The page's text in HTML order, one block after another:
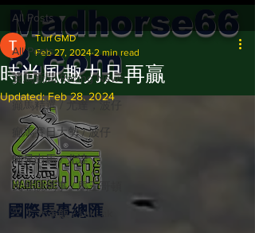
Madhorse66
8.com
國際​馬事總匯
All Posts
賽馬新聞 Racing News
癲馬精選 / 尤達，波仔
癲馬賽日大勢 / 波仔
師兄出馬 / 尤達
戈登說馬事 / 馬王哥頓
三 T 大茶飯 / LakLak
All Posts
時尚風趣力足再贏
Turf GMD
Feb 27, 2024 2 min read
Updated:Feb 28, 2024